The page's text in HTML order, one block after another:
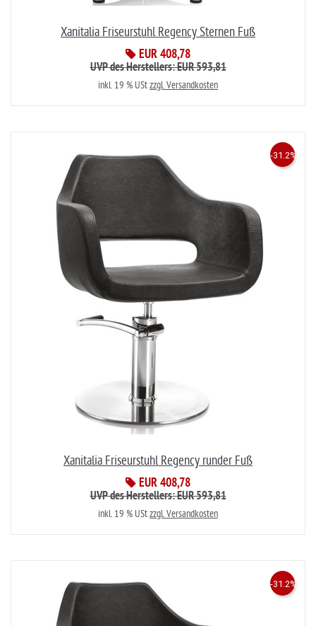
Xanitalia Friseurstuhl Regency Sternen Fuß
EUR 408,78
UVP des Herstellers: EUR 593,81
inkl. 19 % UStzzgl. Versandkosten
Xanitalia Friseurstuhl Regency runder Fuß
EUR 408,78
-31.2%
UVP des Herstellers: EUR 593,81
inkl. 19 % UStzzgl. Versandkosten
-31.2%